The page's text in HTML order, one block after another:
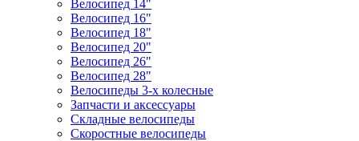
Велосипед 14"
Велосипед 16"
Велосипед 18"
Велосипед 20"
Велосипед 26"
Велосипед 28"
Велосипеды 3-х колесные
Запчасти и аксессуары
Складные велосипеды
Скоростные велосипеды